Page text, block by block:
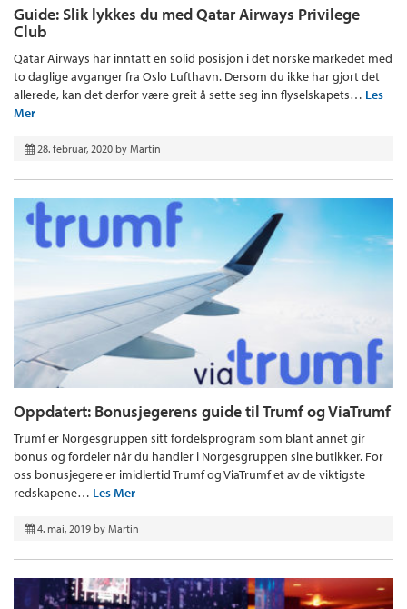
Guide: Slik lykkes du med Qatar Airways Privilege
Club
Qatar Airways har inntatt en solid posisjon i det norske markedet med
to daglige avganger fra Oslo Lufthavn. Dersom du ikke har gjort det
allerede, kan det derfor være greit å sette seg inn flyselskapets… Les
Mer
28. februar, 2020 by Martin
Oppdatert: Bonusjegerens guide til Trumf og ViaTrumf
Trumf er Norgesgruppen sitt fordelsprogram som blant annet gir
bonus og fordeler når du handler i Norgesgruppen sine butikker. For
oss bonusjegere er imidlertid Trumf og ViaTrumf et av de viktigste
redskapene… Les Mer
4. mai, 2019 by Martin